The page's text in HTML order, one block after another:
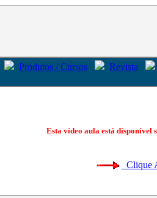
Produtos / Cursos
Revista
Esta vídeo aula está disponível
Clique